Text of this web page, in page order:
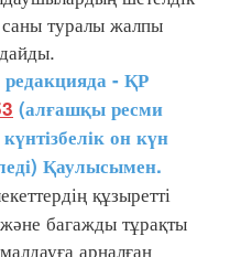
саны туралы жалпы
- ҚР
(алғашқы ресми
он күн
Қаулысымен.
құзыретті
багажды тұрақты
арналған